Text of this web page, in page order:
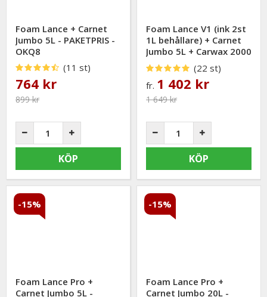
Foam Lance + Carnet
Jumbo 5L - PAKETPRIS -
OKQ8
(11 st)
764 kr
899 kr
KÖP
Foam Lance V1 (ink 2st
1L behållare) + Carnet
Jumbo 5L + Carwax 2000
5L - PAKETPRIS(22 st)
fr. 1 402 kr
1 649 kr
KÖP
-15%
Foam Lance Pro +
Carnet Jumbo 5L -
-15%
Foam Lance Pro +
Carnet Jumbo 20L -